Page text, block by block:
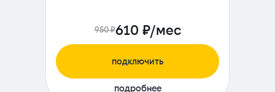
950 ₽610 ₽/мес
подключить
подробнее